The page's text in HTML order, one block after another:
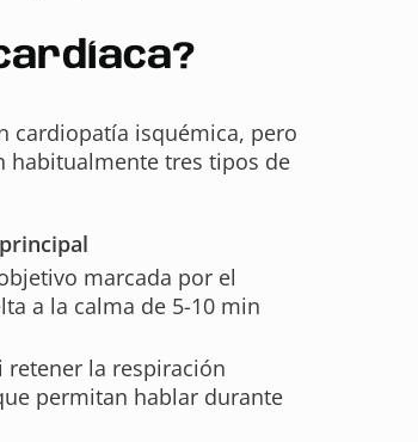
cardiopatía isquémica, pero
habitualmente tres tipos de
marcada por el
a la calma de 5-10 min
la respiración
permitan hablar durante